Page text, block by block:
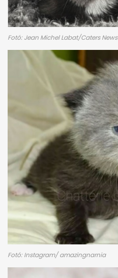
Fotó: Jean Michel Labat/Caters News
Fotó: Instagram/ amazingnarnia